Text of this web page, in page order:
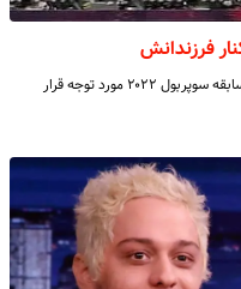
فرزندانش
استایل عجیب و متفاوت کانیه وست برای تماشای مسابقه سوپربول ۲۰۲۲ مورد توجه قرار